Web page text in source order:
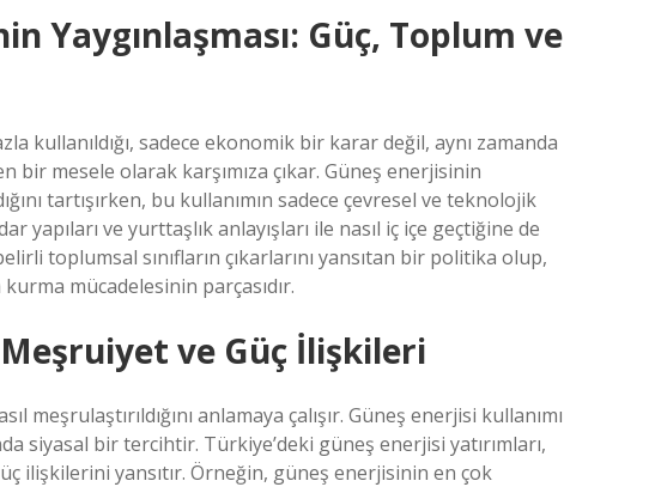
Yaygınlaşması: Güç, Toplum ve
kullanıldığı, sadece ekonomik bir karar değil, aynı zamanda
mesele olarak karşımıza çıkar. Güneş enerjisinin
tartışırken, bu kullanımın sadece çevresel ve teknolojik
ve yurttaşlık anlayışları ile nasıl iç içe geçtiğine de
toplumsal sınıfların çıkarlarını yansıtan bir politika olup,
mücadelesinin parçasıdır.
ve Güç İlişkileri
meşrulaştırıldığını anlamaya çalışır. Güneş enerjisi kullanımı
siyasal bir tercihtir. Türkiye’deki güneş enerjisi yatırımları,
ilişkilerini yansıtır. Örneğin, güneş enerjisinin en çok